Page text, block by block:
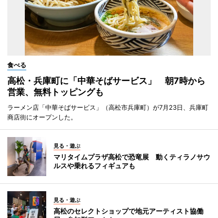
食べる
高松・兵庫町に「中華そばサービス」 朝7時から
営業、無料トッピングも
ラーメン店「中華そばサービス」（高松市兵庫町）が7月23日、兵庫町
商店街にオープンした。
見る・遊ぶ
マリタイムプラザ高松で恐竜展 動くティラノサウ
ルスや乗れるフィギュアも
見る・遊ぶ
高松のセレクトショップで地元アーティスト協働